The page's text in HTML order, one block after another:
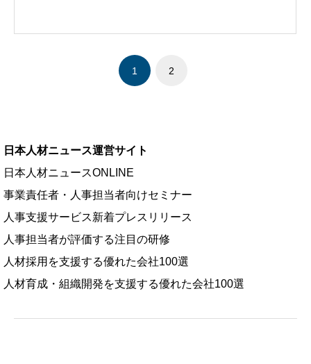
1 2
日本人材ニュース運営サイト
日本人材ニュースONLINE
事業責任者・人事担当者向けセミナー
人事支援サービス新着プレスリリース
人事担当者が評価する注目の研修
人材採用を支援する優れた会社100選
人材育成・組織開発を支援する優れた会社100選